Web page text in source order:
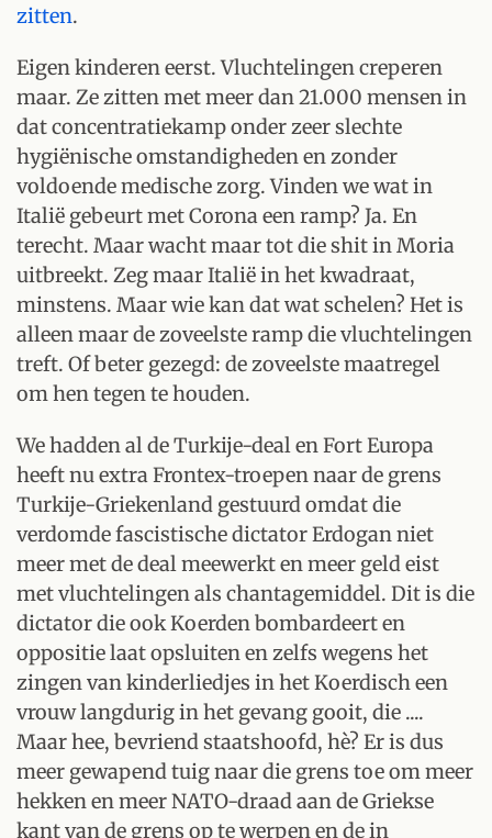
zitten.
Eigen kinderen eerst. Vluchtelingen creperen
maar. Ze zitten met meer dan 21.000 mensen in
dat concentratiekamp onder zeer slechte
hygiënische omstandigheden en zonder
voldoende medische zorg. Vinden we wat in
Italië gebeurt met Corona een ramp? Ja. En
terecht. Maar wacht maar tot die shit in Moria
uitbreekt. Zeg maar Italië in het kwadraat,
minstens. Maar wie kan dat wat schelen? Het is
alleen maar de zoveelste ramp die vluchtelingen
treft. Of beter gezegd: de zoveelste maatregel
om hen tegen te houden.
We hadden al de Turkije-deal en Fort Europa
heeft nu extra Frontex-troepen naar de grens
Turkije-Griekenland gestuurd omdat die
verdomde fascistische dictator Erdogan niet
meer met de deal meewerkt en meer geld eist
met vluchtelingen als chantagemiddel. Dit is die
dictator die ook Koerden bombardeert en
oppositie laat opsluiten en zelfs wegens het
zingen van kinderliedjes in het Koerdisch een
vrouw langdurig in het gevang gooit, die ....
Maar hee, bevriend staatshoofd, hè? Er is dus
meer gewapend tuig naar die grens toe om meer
hekken en meer NATO-draad aan de Griekse
kant van de grens op te werpen en de in